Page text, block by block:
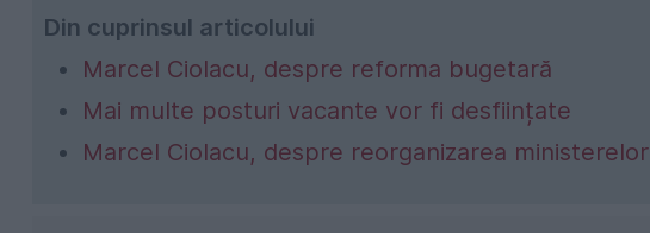
Din cuprinsul articolului
Marcel Ciolacu, despre reforma bugetară
Mai multe posturi vacante vor fi desființate
Marcel Ciolacu, despre reorganizarea ministerelor